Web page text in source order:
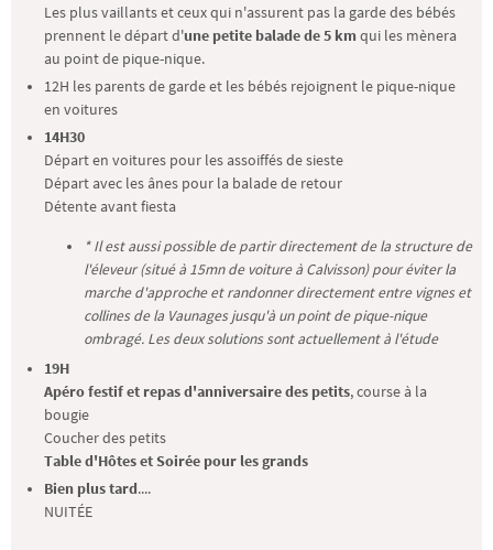
Les plus vaillants et ceux qui n'assurent pas la garde des bébés
prennent le départ d'une petite balade de 5 kmqui les mènera
au point de pique-nique.
12H les parents de garde et les bébés rejoignent le pique-nique
en voitures
14H30
Départ en voitures pour les assoiffés de sieste
Départ avec les ânes pour la balade de retour
Détente avant fiesta
* Il est aussi possible de partir directement de la structure de
l'éleveur (situé à 15mn de voiture à Calvisson) pour éviter la
marche d'approche et randonner directement entre vignes et
collines de la Vaunages jusqu'à un point de pique-nique
ombragé. Les deux solutions sont actuellement à l'étude
19H
Apéro festif et repas d'anniversaire des petits, course à la
bougie
Coucher des petits
Table d'Hôtes et Soirée pour les grands
Bien plus tard....
NUITÉE